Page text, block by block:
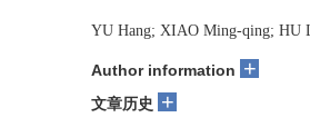
YU Hang; XIAO Ming-qing; HU
Author information +
文章历史 +